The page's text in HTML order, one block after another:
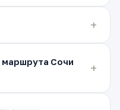
маршрута Сочи